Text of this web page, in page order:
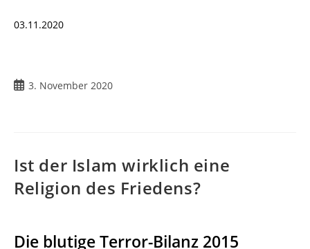
03.11.2020
3. November 2020
Ist der Islam wirklich eine
Religion des Friedens?
Die blutige Terror-Bilanz 2015